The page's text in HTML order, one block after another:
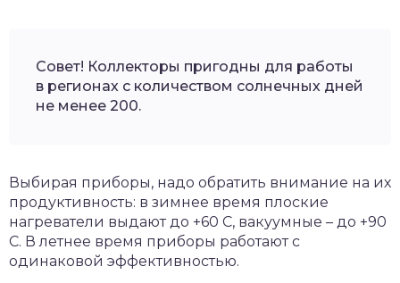
Совет! Коллекторы пригодны для работы
в регионах с количеством солнечных дней
не менее 200.
Выбирая приборы, надо обратить внимание на их
продуктивность: в зимнее время плоские
нагреватели выдают до +60 С, вакуумные – до +90
С. В летнее время приборы работают с
одинаковой эффективностью.